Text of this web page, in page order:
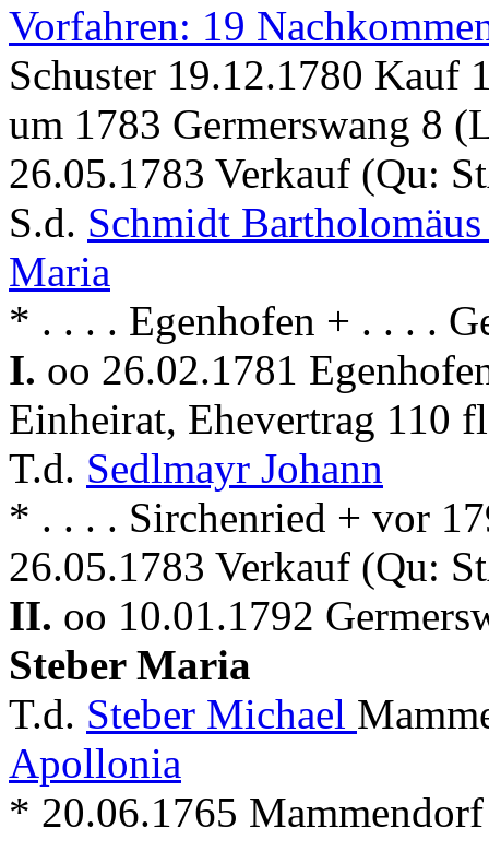
Vorfahren: 19
Schuster 19.12.1780
um 1783 Germerswang 8
26.05.1783 Verkauf (Qu:
S.d. Schmidt
Maria
* . . . . Egenhofen + . . . .
I. oo 26.02.1781
Einheirat, Ehevertrag 110
T.d. Sedlmayr Johann
* . . . . Sirchenried + vor
26.05.1783 Verkauf (Qu:
II. oo 10.01.1792
Steber Maria
T.d. Steber Michael
Apollonia
* 20.06.1765